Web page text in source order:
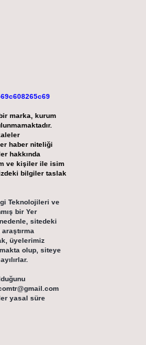
marka, kurum
haber niteliği
hakkında
ve kişiler ile isim
bilgiler taslak
Teknolojileri ve
bir Yer
sitedeki
üyelerimiz
olup, siteye
yasal süre